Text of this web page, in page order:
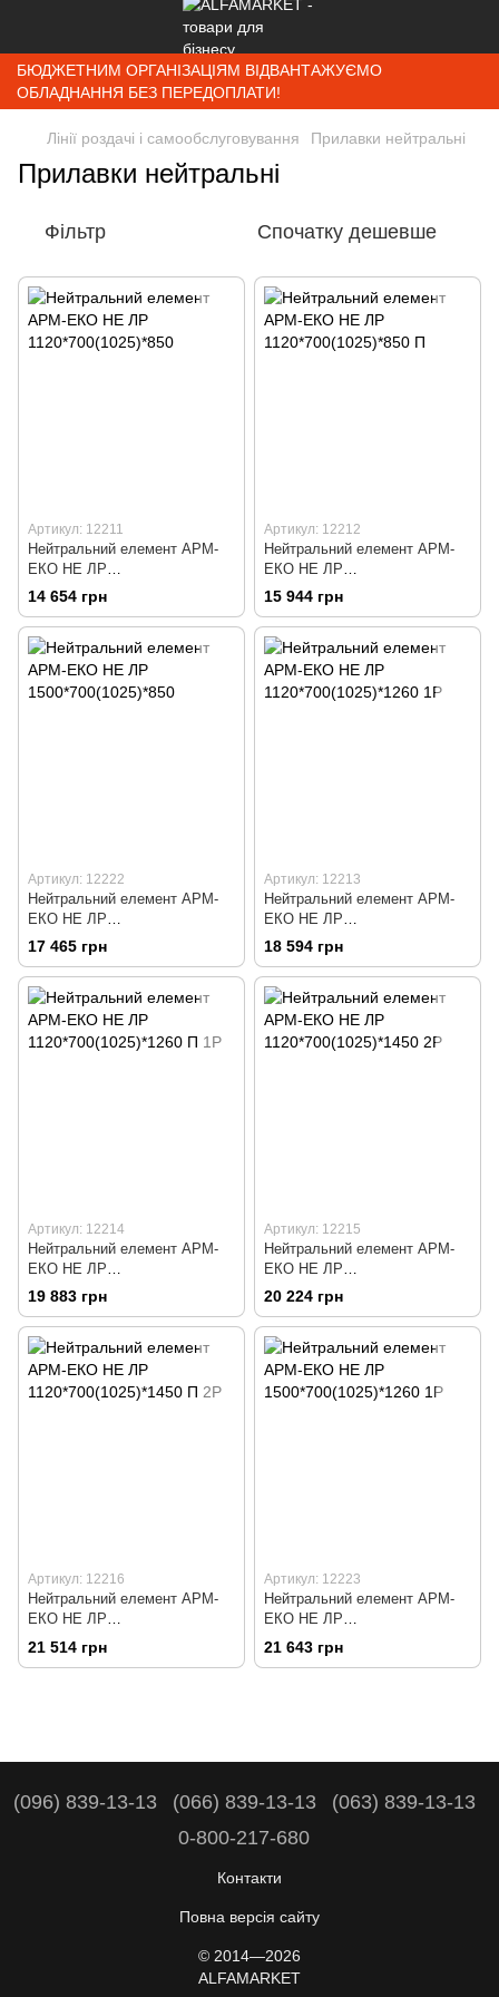
БЮДЖЕТНИМ ОРГАНІЗАЦІЯМ ВІДВАНТАЖУЄМО
ОБЛАДНАННЯ БЕЗ ПЕРЕДОПЛАТИ!
Лінії роздачі і самообслуговування Прилавки нейтральні
Прилавки нейтральні
Фільтр Спочатку дешевше
Артикул: 12211
Нейтральний елемент АРМ-
ЕКО НЕ ЛР
1120*700(1025)*850
14 654 грн
Артикул: 12212
Нейтральний елемент АРМ-
ЕКО НЕ ЛР
1120*700(1025)*850 П
15 944 грн
Артикул: 12222
Нейтральний елемент АРМ-
ЕКО НЕ ЛР
1500*700(1025)*850
17 465 грн
Артикул: 12213
Нейтральний елемент АРМ-
ЕКО НЕ ЛР
1120*700(1025)*1260 1Р
18 594 грн
Артикул: 12214
Нейтральний елемент АРМ-
ЕКО НЕ ЛР
1120*700(1025)*1260 П 1Р
19 883 грн
Артикул: 12215
Нейтральний елемент АРМ-
ЕКО НЕ ЛР
1120*700(1025)*1450 2Р
20 224 грн
Артикул: 12216
Нейтральний елемент АРМ-
ЕКО НЕ ЛР
1120*700(1025)*1450 П 2Р
21 514 грн
Артикул: 12223
Нейтральний елемент АРМ-
ЕКО НЕ ЛР
1500*700(1025)*1260 1Р
21 643 грн
(096) 839-13-13 (066) 839-13-13
(063) 839-13-13
0-800-217-680
Контакти
Повна версія сайту
© 2014—2026
ALFAMARKET